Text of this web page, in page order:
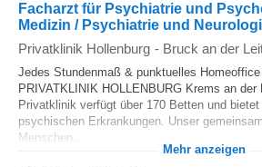
Facharzt für Psychiatrie und
Medizin / Psychiatrie und
Privatklinik Hollenburg - Bruck an der
Jedes Stundenmaß & punktuelles
PRIVATKLINIK HOLLENBURG Krems an der
Privatklinik verfügt über 170 Betten und bietet
psychischen Erkrankungen. Unser
Menschen...
Mehr anzeigen